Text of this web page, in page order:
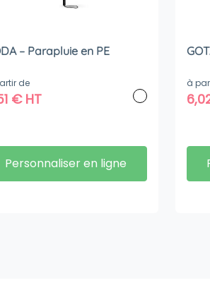
– Parapluie en PE
de
€HT
Personnaliser en ligne
à